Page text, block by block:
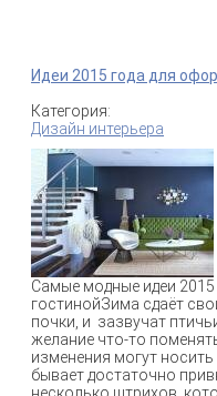
Идеи 2015 года для
Категория:
Дизайн интерьера
Самые модные идеи
гостинойЗима сдаёт
почки, и зазвучат
желание что-то
изменения могут
бывает достаточно
несколько штрихов,